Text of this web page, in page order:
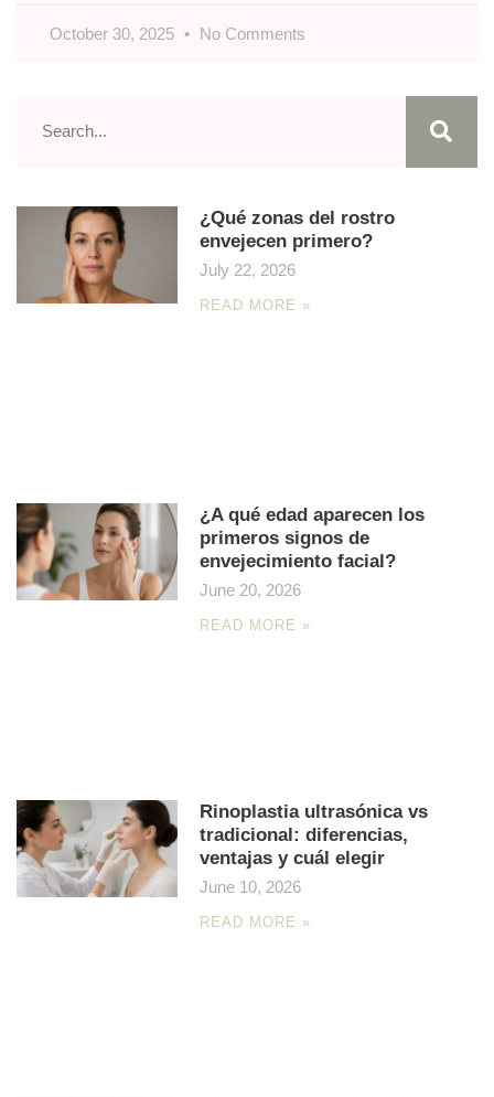
October 30, 2025 No Comments
¿Qué zonas del rostro
envejecen primero?
July 22, 2026
READ MORE »
¿A qué edad aparecen los
primeros signos de
envejecimiento facial?
June 20, 2026
READ MORE »
Rinoplastia ultrasónica vs
tradicional: diferencias,
ventajas y cuál elegir
June 10, 2026
READ MORE »